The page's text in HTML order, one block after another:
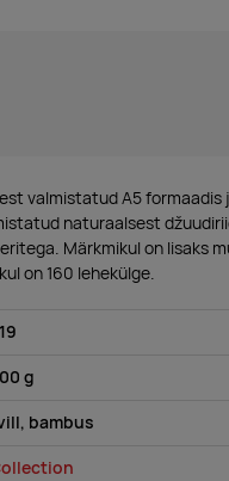
valmistatud A5 formaadis
naturaalsest
Märkmikul on lisaks
on 160 lehekülge.
g
bambus